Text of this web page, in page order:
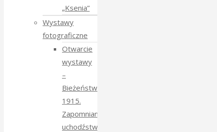
„Ksenia”
Wystawy
fotograficzne
Otwarcie
wystawy
–
Bieżeństwo
1915.
Zapomniane
uchodźstwo